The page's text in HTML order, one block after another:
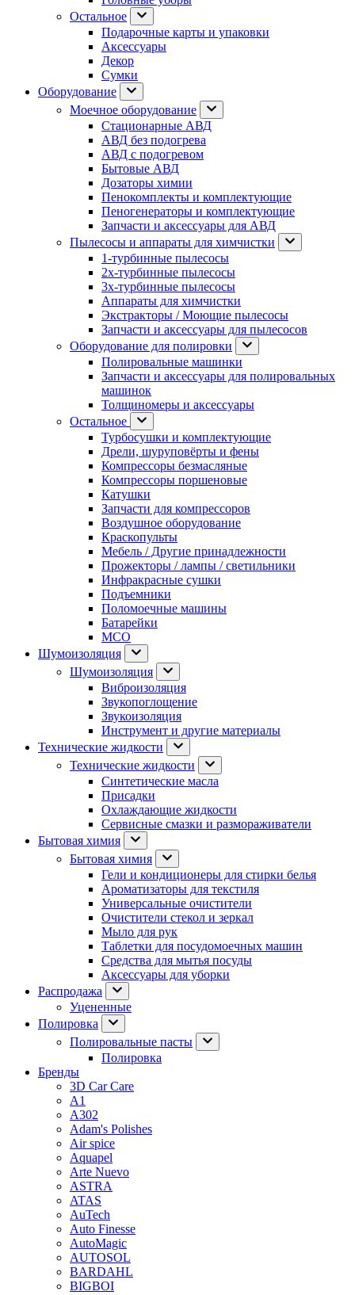
Остальное
Подарочные карты и упаковки
Аксессуары
Декор
Сумки
Оборудование
Моечное оборудование
Стационарные АВД
АВД без подогрева
АВД с подогревом
Бытовые АВД
Дозаторы химии
Пенокомплекты и комплектующие
Пеногенераторы и комплектующие
Запчасти и аксессуары для АВД
Пылесосы и аппараты для химчистки
1-турбинные пылесосы
2х-турбинные пылесосы
3х-турбинные пылесосы
Аппараты для химчистки
Экстракторы / Моющие пылесосы
Запчасти и аксессуары для пылесосов
Оборудование для полировки
Полировальные машинки
Запчасти и аксессуары для полировальных
машинок
Толщиномеры и аксессуары
Остальное
Турбосушки и комплектующие
Дрели, шуруповёрты и фены
Компрессоры безмасляные
Компрессоры поршеновые
Катушки
Запчасти для компрессоров
Воздушное оборудование
Краскопульты
Мебель / Другие принадлежности
Прожекторы / лампы / светильники
Инфракрасные сушки
Подъемники
Поломоечные машины
Батарейки
МСО
Шумоизоляция
Шумоизоляция
Виброизоляция
Звукопоглощение
Звукоизоляция
Инструмент и другие материалы
Технические жидкости
Технические жидкости
Синтетические масла
Присадки
Охлаждающие жидкости
Сервисные смазки и размораживатели
Бытовая химия
Бытовая химия
Гели и кондиционеры для стирки белья
Ароматизаторы для текстиля
Универсальные очистители
Очистители стекол и зеркал
Мыло для рук
Таблетки для посудомоечных машин
Средства для мытья посуды
Аксессуары для уборки
Распродажа
Уцененные
Полировка
Полировальные пасты
Полировка
Бренды
3D Car Care
A1
A302
Adam's Polishes
Air spice
Aquapel
Arte Nuevo
ASTRA
ATAS
AuTech
Auto Finesse
AutoMagic
AUTOSOL
BARDAHL
BIGBOI